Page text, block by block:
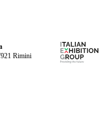
Rimini